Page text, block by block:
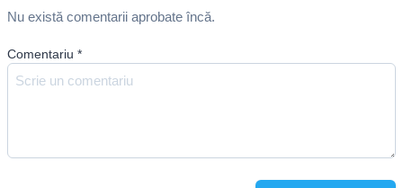
Nu există comentarii aprobate încă.
Comentariu *